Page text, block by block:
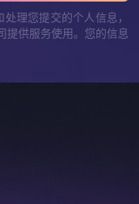
理您提交的个人信息，
提供服务使用。您的信息